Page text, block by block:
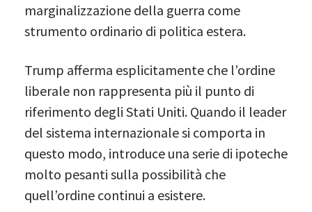
marginalizzazione della guerra come
strumento ordinario di politica estera.
Trump afferma esplicitamente che l’ordine
liberale non rappresenta più il punto di
riferimento degli Stati Uniti. Quando il leader
del sistema internazionale si comporta in
questo modo, introduce una serie di ipoteche
molto pesanti sulla possibilità che
quell’ordine continui a esistere.